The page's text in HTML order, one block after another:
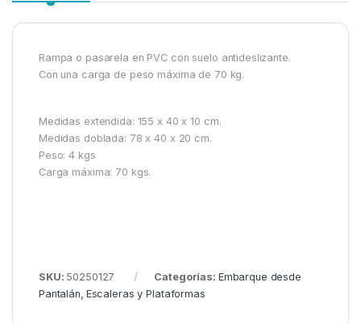
Rampa o pasarela en PVC con suelo antideslizante.
Con una carga de peso máxima de 70 kg.
Medidas extendida: 155 x 40 x 10 cm.
Medidas doblada: 78 x 40 x 20 cm.
Peso: 4 kgs
Carga máxima: 70 kgs.
SKU: 50250127 Categorías: Embarque desde
Pantalán, Escaleras y Plataformas